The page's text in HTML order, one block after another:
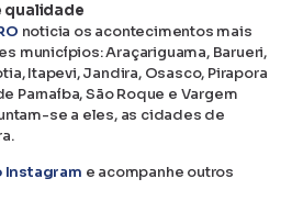
qualidade
noticia os acontecimentos mais
municípios: Araçariguama, Barueri,
Itapevi, Jandira, Osasco, Pirapora
Parnaíba, São Roque e Vargem
se a eles, as cidades de
Instagram e acompanhe outros